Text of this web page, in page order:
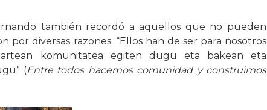
también recordó a aquellos que no pueden
diversas razones: “Ellos han de ser para nosotros
komunitatea egiten dugu eta bakean eta
(Entre todos hacemos comunidad y construimos